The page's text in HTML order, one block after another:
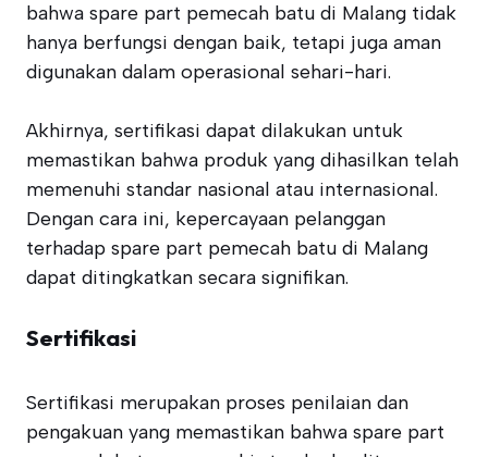
bahwa spare part pemecah batu di Malang tidak
hanya berfungsi dengan baik, tetapi juga aman
digunakan dalam operasional sehari-hari.
Akhirnya, sertifikasi dapat dilakukan untuk
memastikan bahwa produk yang dihasilkan telah
memenuhi standar nasional atau internasional.
Dengan cara ini, kepercayaan pelanggan
terhadap spare part pemecah batu di Malang
dapat ditingkatkan secara signifikan.
Sertifikasi
Sertifikasi merupakan proses penilaian dan
pengakuan yang memastikan bahwa spare part